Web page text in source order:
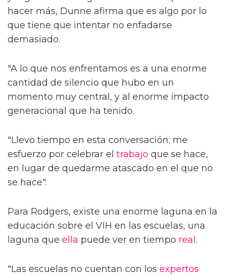
hacer más, Dunne afirma que es algo por lo
que tiene que intentar no enfadarse
demasiado.
"A lo que nos enfrentamos es a una enorme
cantidad de silencio que hubo en un
momento muy central, y al enorme impacto
generacional que ha tenido.
"Llevo tiempo en esta conversación; me
esfuerzo por celebrar el trabajo que se hace,
en lugar de quedarme atascado en el que no
se hace".
Para Rodgers, existe una enorme laguna en la
educación sobre el VIH en las escuelas, una
laguna que ella puede ver en tiempo real .
"Las escuelas no cuentan con los expertos